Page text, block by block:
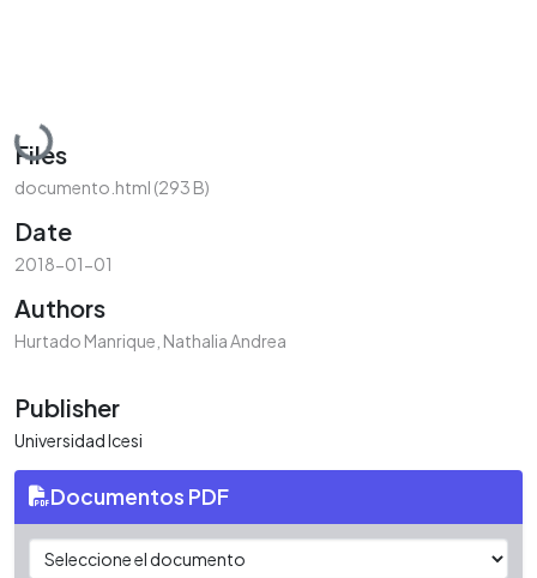
Loading...
Files
documento.html (293 B)
Date
2018-01-01
Authors
Hurtado Manrique, Nathalia Andrea
Publisher
Universidad Icesi
Documentos PDF